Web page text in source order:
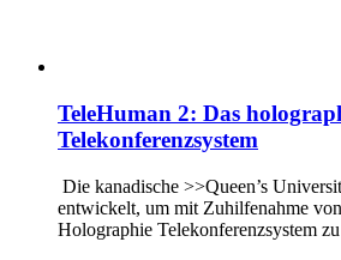
TeleHuman 2: Das
Telekonferenzsystem
Die kanadische >>Queen’s
entwickelt, um mit Zuhilfenahme von
Holographie Telekonferenzsystem